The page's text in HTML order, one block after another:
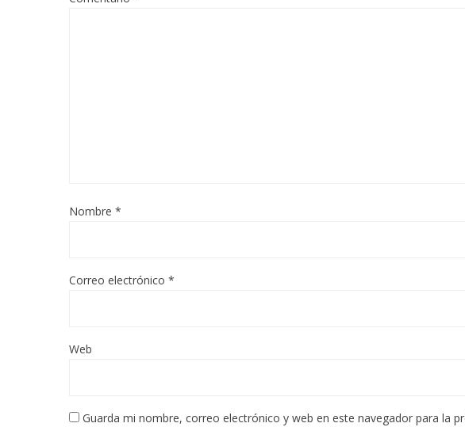
Nombre *
Correo electrónico *
Web
Guarda mi nombre, correo electrónico y web en este navegador para la